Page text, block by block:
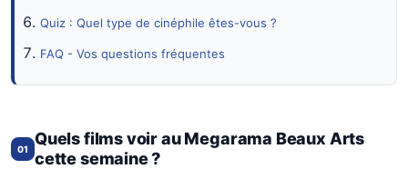
Quiz : Quel type de cinéphile êtes-vous ?
FAQ - Vos questions fréquentes
01
Quels films voir au Megarama Beaux Arts
cette semaine ?